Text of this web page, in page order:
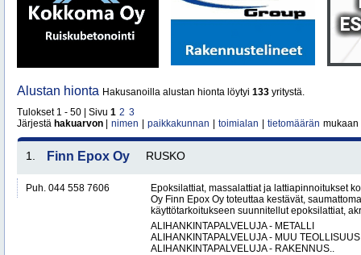
Alustan hionta Hakusanoilla alustan hionta löytyi 133 yritystä.
Tulokset 1 - 50 | Sivu 1 2 3
Järjestä hakuarvon nimen paikkakunnan toimialan tietomäärän mukaan
1. Finn Epox Oy RUSKO
Puh. 044 558 7606
Epoksilattiat, massalattiat ja lattiapinnoitukset
Oy Finn Epox Oy toteuttaa kestävät,
käyttötarkoitukseen suunnitellut epoksilattiat,
ALIHANKINTAPALVELUJA - METALLI
ALIHANKINTAPALVELUJA - MUU TEOLLISUUS
ALIHANKINTAPALVELUJA - RAKENNUS..